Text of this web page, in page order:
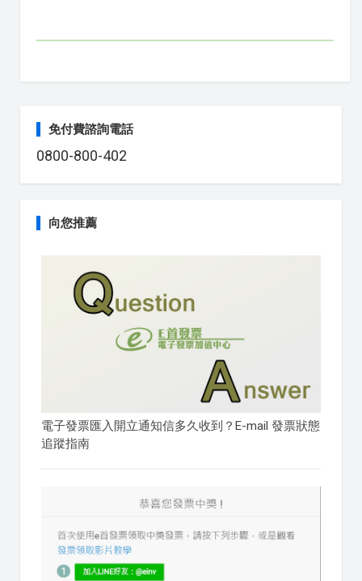
免付費諮詢電話
0800-800-402
向您推薦
電子發票匯入開立通知信多久收到？E-mail 發票狀態
追蹤指南